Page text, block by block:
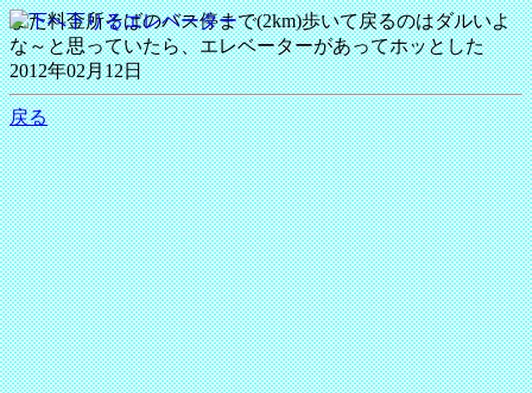
また料金所そばのバス停まで(2km)歩いて戻るのはダルいよ
な～と思っていたら、エレベーターがあってホッとした
2012年02月12日
戻る